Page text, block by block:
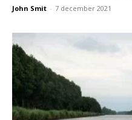
John Smit - 7 december 2021